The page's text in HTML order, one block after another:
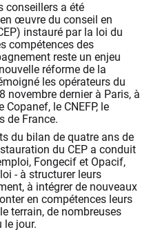
conseillers a été
œuvre du conseil en
instauré par la loi du
compétences des
reste un enjeu
réforme de la
les opérateurs du
novembre dernier à Paris, à
Copanef, le CNEFP, le
de France.
du bilan de quatre ans de
du CEP a conduit
Fongecif et Opacif,
- à structurer leurs
à intégrer de nouveaux
en compétences leurs
terrain, de nombreuses
le jour.